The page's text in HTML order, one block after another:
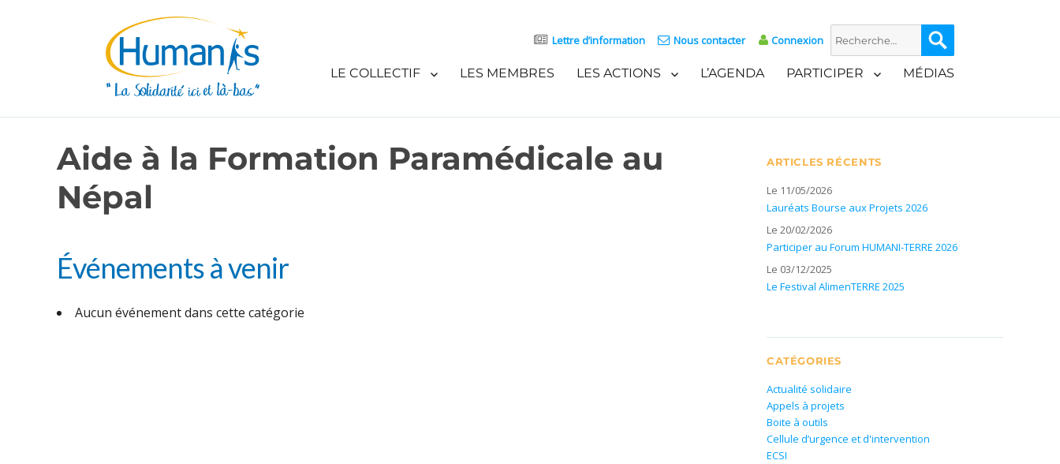
Lettre d’information Nous contacter Connexion
Recherche
pour :
LE COLLECTIF LES MEMBRES LES ACTIONS L’AGENDA PARTICIPER MÉDIAS
Aide à la Formation Paramédicale au
Népal
Événements à venir
Aucun événement dans cette catégorie
ARTICLES RÉCENTS
Le 11/05/2026
Lauréats Bourse aux Projets 2026
Le 20/02/2026
Participer au Forum HUMANI-TERRE 2026
Le 03/12/2025
Le Festival AlimenTERRE 2025
CATÉGORIES
Actualité solidaire
Appels à projets
Boite à outils
Cellule d’urgence et d'intervention
ECSI